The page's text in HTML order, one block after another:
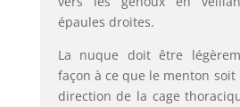
épaules droites.
La nuque doit être
façon à ce que le menton
direction de la cage